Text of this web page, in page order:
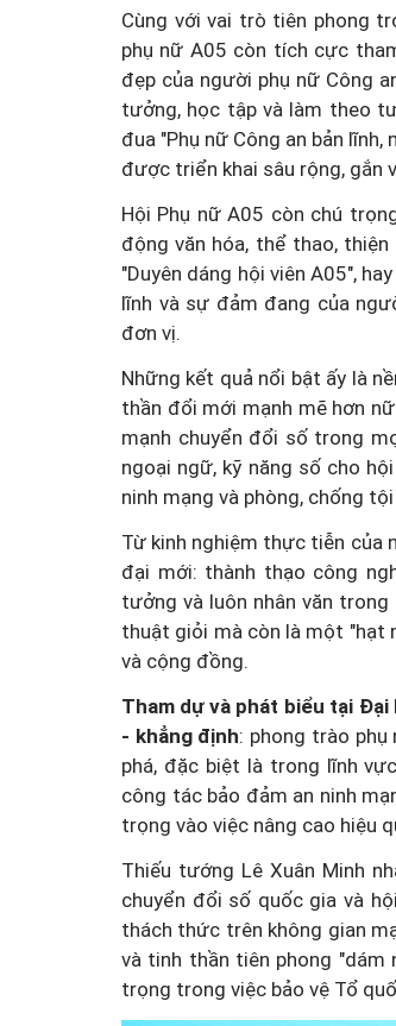
Cùng với vai trò tiên phong
phụ nữ A05 còn tích cực
đẹp của người phụ nữ Công
tưởng, học tập và làm theo
đua "Phụ nữ Công an bản
được triển khai sâu rộng, gắn
Hội Phụ nữ A05 còn chú
động văn hóa, thể thao,
"Duyên dáng hội viên A05",
lĩnh và sự đảm đang của
đơn vị.
Những kết quả nổi bật ấy là
thần đổi mới mạnh mẽ hơn
mạnh chuyển đổi số trong
ngoại ngữ, kỹ năng số cho
ninh mạng và phòng, chống
Từ kinh nghiệm thực tiễn của
đại mới: thành thạo công
tưởng và luôn nhân văn
thuật giỏi mà còn là một "hạt
và cộng đồng.
Tham dự và phát biểu tại
- khẳng định: phong trào
phá, đặc biệt là trong lĩnh
công tác bảo đảm an ninh
trọng vào việc nâng cao hiệu
Thiếu tướng Lê Xuân Minh
chuyển đổi số quốc gia và
thách thức trên không gian
và tinh thần tiên phong "dám
trọng trong việc bảo vệ Tổ